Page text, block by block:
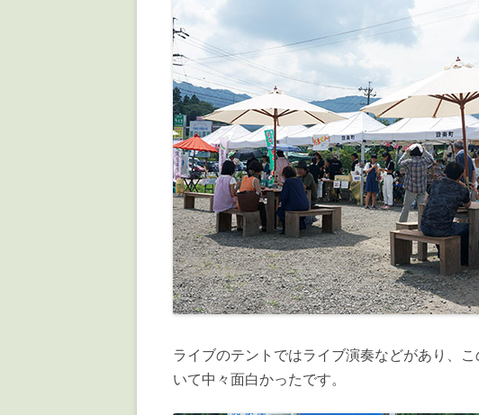
ライブのテントではライブ演奏などがあり、
いて中々面白かったです。